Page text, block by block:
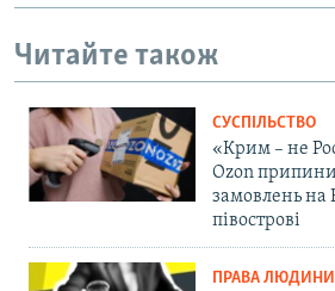
Читайте також
СУСПІЛЬСТВО
«Крим – не
Ozon
замовлень
півострові
ПРАВА ЛЮДИНИ